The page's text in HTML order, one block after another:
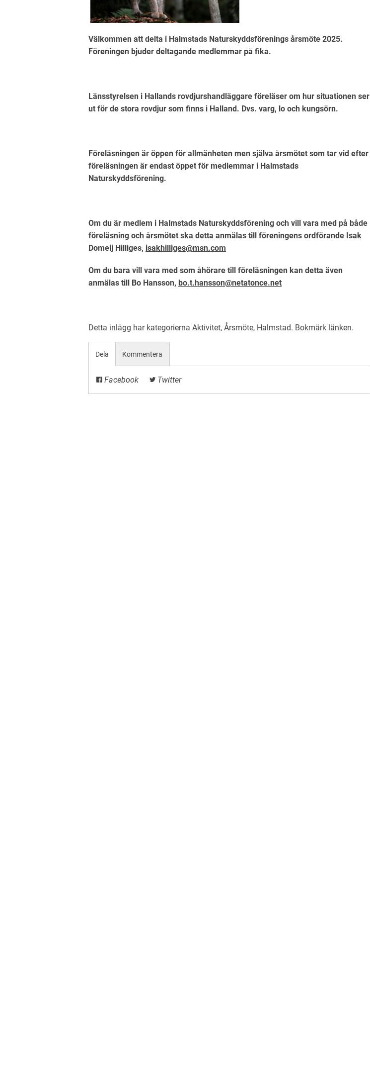
Välkommen att delta i Halmstads Naturskyddsförenings årsmöte 2025.
Föreningen bjuder deltagande medlemmar på fika.
Länsstyrelsen i Hallands rovdjurshandläggare föreläser om hur situationen ser
ut för de stora rovdjur som finns i Halland. Dvs. varg, lo och kungsörn.
Föreläsningen är öppen för allmänheten men själva årsmötet som tar vid efter
föreläsningen är endast öppet för medlemmar i Halmstads
Naturskyddsförening.
Om du är medlem i Halmstads Naturskyddsförening och vill vara med på både
föreläsning och årsmötet ska detta anmälas till föreningens ordförande Isak
Domeij Hilliges, isakhilliges@msn.com
Om du bara vill vara med som åhörare till föreläsningen kan detta även
anmälas till Bo Hansson, bo.t.hansson@netatonce.net
Detta inlägg har kategorierna Aktivitet, Årsmöte, Halmstad. Bokmärk länken.
Dela
Facebook Twitter
Kommentera